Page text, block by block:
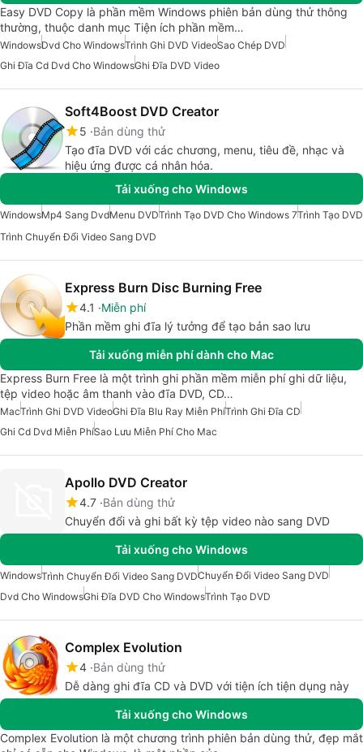
Easy DVD Copy là phần mềm Windows phiên bản dùng thử thông
thường, thuộc danh mục Tiện ích phần mềm…
WindowsDvd Cho WindowsTrình Ghi DVD VideoSao Chép DVD
Ghi Đĩa Cd Dvd Cho WindowsGhi Đĩa DVD Video
Soft4Boost DVD Creator
5 Bản dùng thử
Tạo đĩa DVD với các chương, menu, tiêu đề, nhạc và
hiệu ứng được cá nhân hóa.
Tải xuống cho Windows
WindowsMp4 Sang DvdMenu DVDTrình Tạo DVD Cho Windows 7Trình Tạo DVD
Trình Chuyển Đổi Video Sang DVD
Express Burn Disc Burning Free
4.1
Miễn phí
Phần mềm ghi đĩa lý tưởng để tạo bản sao lưu
Tải xuống miễn phí dành cho Mac
Express Burn Free là một trình ghi phần mềm miễn phí ghi dữ liệu,
tệp video hoặc âm thanh vào đĩa DVD, CD…
MacTrình Ghi DVD VideoGhi Đĩa Blu Ray Miễn PhíTrình Ghi Đĩa CD
Ghi Cd Dvd Miễn PhíSao Lưu Miễn Phí Cho Mac
Apollo DVD Creator
4.7 Bản dùng thử
Chuyển đổi và ghi bất kỳ tệp video nào sang DVD
Tải xuống cho Windows
WindowsTrình Chuyển Đổi Video Sang DVDChuyển Đổi Video Sang DVD
Dvd Cho WindowsGhi Đĩa DVD Cho WindowsTrình Tạo DVD
Complex Evolution
4 Bản dùng thử
Dễ dàng ghi đĩa CD và DVD với tiện ích tiện dụng này
Tải xuống cho Windows
Complex Evolution là một chương trình phiên bản dùng thử, đẹp mắt